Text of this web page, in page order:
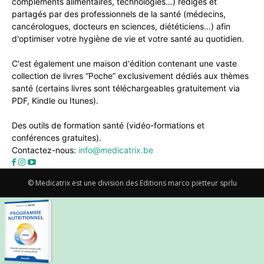
partagés par des professionnels de la santé (médecins,
cancérologues, docteurs en sciences, diététiciens…) afin
d'optimiser votre hygiène de vie et votre santé au quotidien.
C'est également une maison d'édition contenant une vaste
collection de livres “Poche” exclusivement dédiés aux thèmes
santé (certains livres sont téléchargeables gratuitement via
PDF, Kindle ou Itunes).
Des outils de formation santé (vidéo-formations et
conférences gratuites).
Contactez-nous: info@medicatrix.be
© Medicatrix est une division des Editions marco pietteur sprlu